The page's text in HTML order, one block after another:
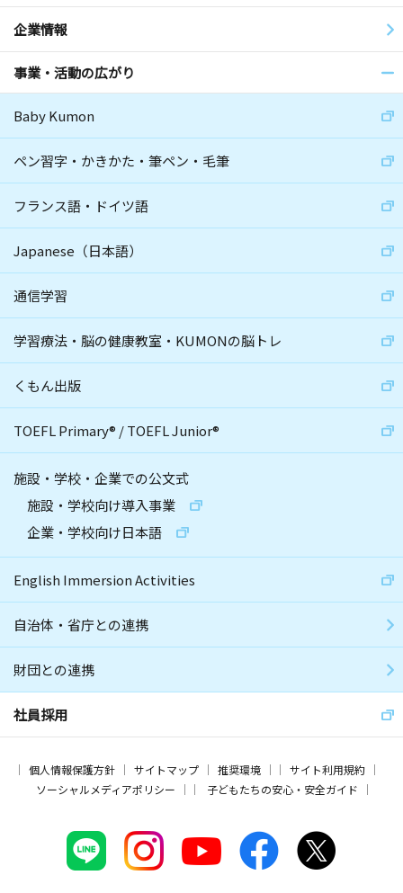
企業情報
事業・活動の広がり
Baby Kumon
ペン習字・かきかた・筆ペン・毛筆
フランス語・ドイツ語
Japanese（日本語）
通信学習
学習療法・脳の健康教室・KUMONの脳トレ
くもん出版
TOEFL Primary® /TOEFL Junior®
施設・学校・企業での公文式
施設・学校向け導入事業
企業・学校向け日本語
English Immersion Activities
自治体・省庁との連携
財団との連携
社員採用
個人情報保護方針 サイトマップ 推奨環境
サイト利用規約
ソーシャルメディアポリシー
子どもたちの安心・安全ガイド